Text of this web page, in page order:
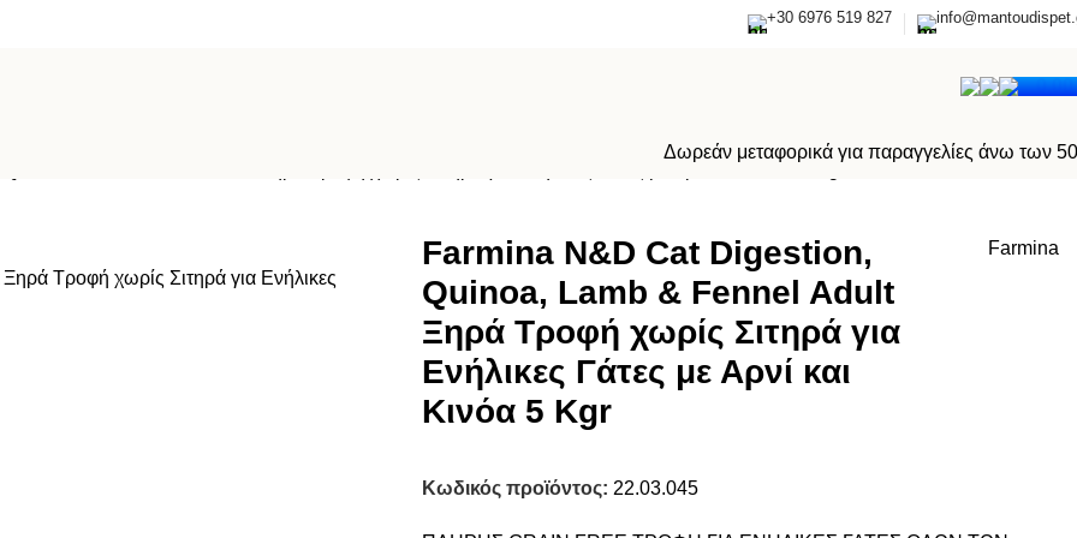
+30 6976 519 827
0,00
Δωρεάν μεταφορικά για παραγγελίες άνω των
Farmina N&D Cat Digestion,
Quinoa, Lamb & Fennel Adult
Ξηρά Τροφή χωρίς Σιτηρά για
Ενήλικες Γάτες με Αρνί και
Κινόα 5 Kgr
Farmina
Κωδικός προϊόντος: 22.03.045